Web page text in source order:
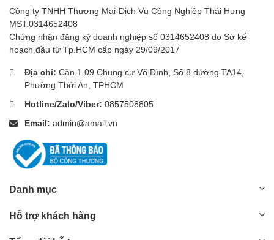
Công ty TNHH Thương Mại-Dịch Vụ Công Nghiệp Thái Hưng
MST:0314652408
Chứng nhận đăng ký doanh nghiệp số 0314652408 do Sở kế
hoạch đầu từ Tp.HCM cấp ngày 29/09/2017
Địa chỉ: Căn 1.09 Chung cư Võ Đình, Số 8 đường TA14,
Phường Thới An, TPHCM
Hotline/Zalo/Viber: 0857508805
Email: admin@amall.vn
Danh mục
Hỗ trợ khách hàng